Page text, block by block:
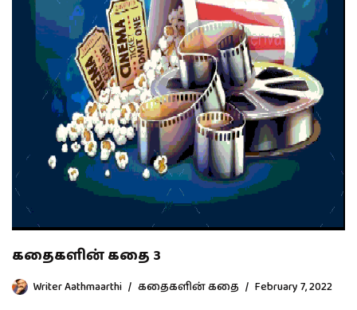
கதைகளின் கதை 3
Writer Aathmaarthi கதைகளின் கதை February 7, 2022